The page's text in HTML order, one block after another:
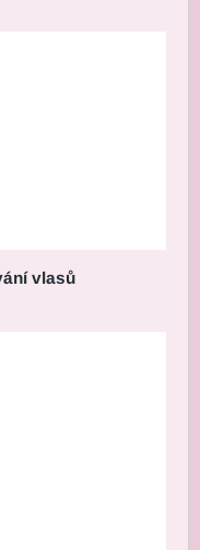
vlasů